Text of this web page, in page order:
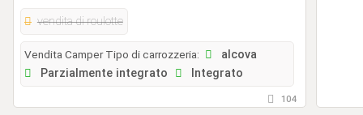
vendita di roulotte
Vendita Camper Tipo di carrozzeria:
alcova
Parzialmente integrato
Integrato
104